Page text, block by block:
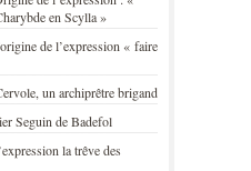
en Scylla »
de l’expression « faire
un archiprêtre brigand
Seguin de Badefol
la trêve des